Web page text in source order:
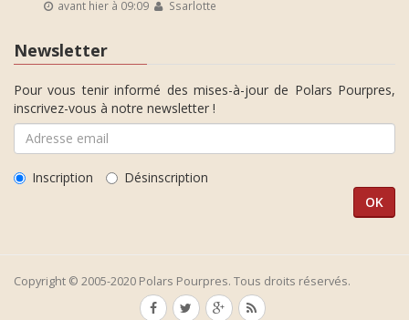
avant hier à 09:09 Ssarlotte
Newsletter
Pour vous tenir informé des mises-à-jour de Polars Pourpres,
inscrivez-vous à notre newsletter !
Inscription Désinscription
Copyright © 2005-2020 Polars Pourpres. Tous droits réservés.